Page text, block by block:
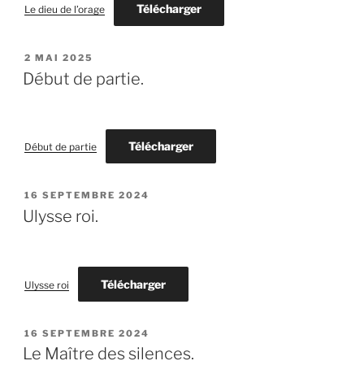
Le dieu de l’orage Télécharger
PUBLIÉ
LE
2 MAI 2025
Début de partie.
Début de partie Télécharger
PUBLIÉ
LE
16 SEPTEMBRE 2024
Ulysse roi.
Ulysse roi Télécharger
PUBLIÉ
LE
16 SEPTEMBRE 2024
Le Maître des silences.